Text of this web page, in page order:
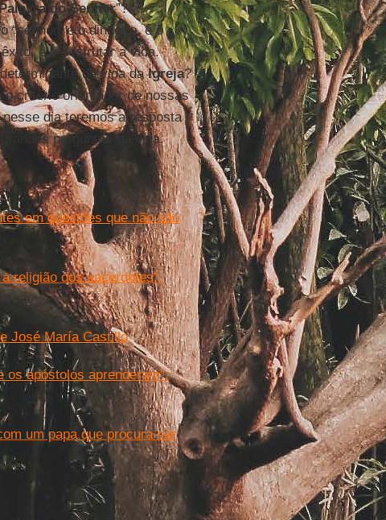
do Senhor”?
“senhor” é o dinheiro, é o
é o desfrutar a vida.
da vida daIgreja?
critério orientador de nossas
dia teremos a resposta
perguntas da vida.
em questões que não são
religião dos sacerdotes”.
José María Castillo
apóstolos aprenderam”.
um papa que procura ser